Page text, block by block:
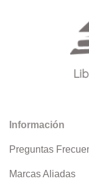
Información
Preguntas
Marcas Aliadas